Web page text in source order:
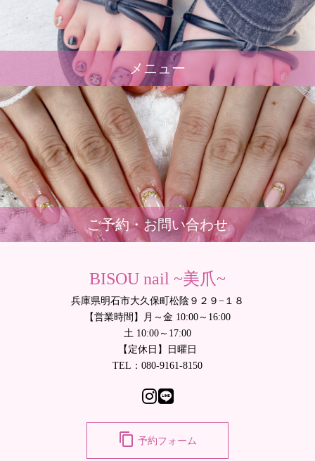
メニュー
ご予約・お問い合わせ
BISOU nail ~美爪~
兵庫県明石市大久保町松陰９２９−１８
【営業時間】月～金 10:00～16:00
土 10:00～17:00
【定休日】日曜日
TEL：080-9161-8150
content_copy 予約フォーム